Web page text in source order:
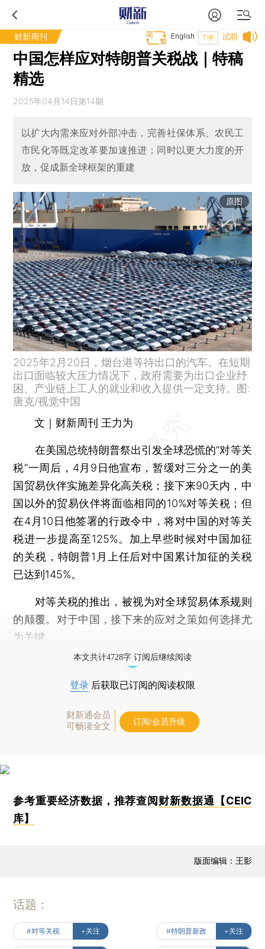
财新周刊 试听
T中
English
中国怎样应对特朗普关税战｜特稿
精选
2025年04月14日第14期
以扩大内需来应对外部冲击，完善社保体系、农民工
市民化等既定改革要加速推进；同时以更大力度的开
放，促成新全球框架的重建
原图
2025年2月20日，烟台港等待出口的汽车。在短期
出口面临较大压力情况下，政府需要为出口企业纾
困、产业链上工人的就业和收入提供一定支持。图:
唐克/视觉中国
文｜财新周刊 王力为
在美国总统特朗普祭出引发全球恐慌的“对等关
税”一周后，4月9日他宣布，暂缓对三分之一的美
国贸易伙伴实施差异化高关税；接下来90天内，中
国以外的贸易伙伴将面临相同的10%对等关税；但
在4月10日他签署的行政令中，将对中国的对等关
税进一步提高至125%。加上早些时候对中国加征
的关税，特朗普1月上任后对中国累计加征的关税
已达到145%。
对等关税的推出，被视为对全球贸易体系规则
的颠覆。对于中国，接下来的应对之策如何选择尤
为关键。
本文共计4728字 订阅后继续阅读
登录 后获取已订阅的阅读权限
财新通会员
可畅读全文
订阅/会员升级
参考重要经济数据，推荐查阅财新数据通【CEIC
库】
版面编辑：王影
话题：
#对等关税 +关注 #特朗普新政 +关注